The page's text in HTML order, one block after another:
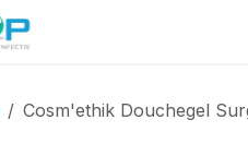
Cosm'ethik Douchegel